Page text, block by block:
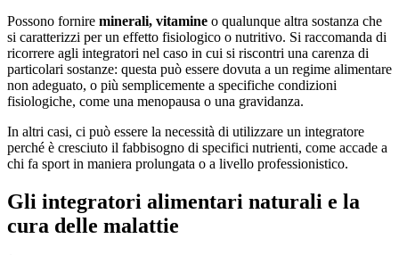
Possono fornire minerali, vitamine o qualunque altra sostanza che
si caratterizzi per un effetto fisiologico o nutritivo. Si raccomanda di
ricorrere agli integratori nel caso in cui si riscontri una carenza di
particolari sostanze: questa può essere dovuta a un regime alimentare
non adeguato, o più semplicemente a specifiche condizioni
fisiologiche, come una menopausa o una gravidanza.
In altri casi, ci può essere la necessità di utilizzare un integratore
perché è cresciuto il fabbisogno di specifici nutrienti, come accade a
chi fa sport in maniera prolungata o a livello professionistico.
Gli integratori alimentari naturali e la
cura delle malattie